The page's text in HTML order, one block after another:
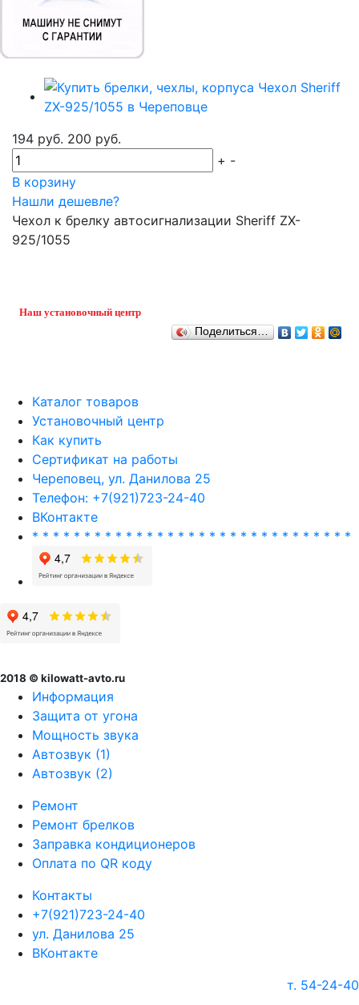
194 руб. 200 руб.
+ -
В корзину
Нашли дешевле?
Чехол к брелку автосигнализации Sheriff ZX-
925/1055
Наш установочный центр
Поделиться…
Каталог товаров
Установочный центр
Как купить
Сертификат на работы
Череповец, ул. Данилова 25
Телефон: +7(921)723-24-40
ВКонтакте
* * * * * * * * * * * * * * * * * * * * * * * * * * * * * * *
2018 © kilowatt-avto.ru
Информация
Защита от угона
Мощность звука
Автозвук (1)
Автозвук (2)
Ремонт
Ремонт брелков
Заправка кондиционеров
Оплата по QR коду
Контакты
+7(921)723-24-40
ул. Данилова 25
ВКонтакте
т. 54-24-40